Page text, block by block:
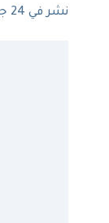
نشر في 24 جوان 2026 - 14:45